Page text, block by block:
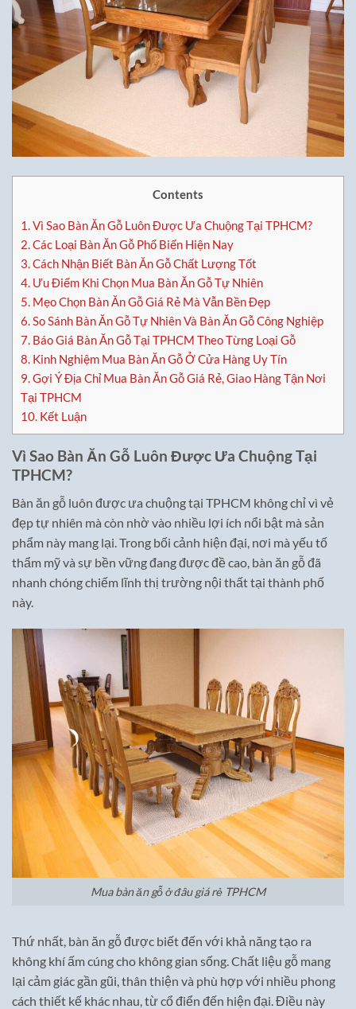
Contents
1.Vì Sao Bàn Ăn Gỗ Luôn Được Ưa Chuộng Tại TPHCM?
2.Các Loại Bàn Ăn Gỗ Phổ Biến Hiện Nay
3.Cách Nhận Biết Bàn Ăn Gỗ Chất Lượng Tốt
4. Ưu Điểm Khi Chọn Mua Bàn Ăn Gỗ Tự Nhiên
5. Mẹo Chọn Bàn Ăn Gỗ Giá Rẻ Mà Vẫn Bền Đẹp
6.So Sánh Bàn Ăn Gỗ Tự Nhiên Và Bàn Ăn Gỗ Công Nghiệp
7. Báo Giá Bàn Ăn Gỗ Tại TPHCM Theo Từng Loại Gỗ
8. Kinh Nghiệm Mua Bàn Ăn Gỗ Ở Cửa Hàng Uy Tín
9.Gợi Ý Địa Chỉ Mua Bàn Ăn Gỗ Giá Rẻ, Giao Hàng Tận Nơi
Tại TPHCM
10. Kết Luận
Vì Sao Bàn Ăn Gỗ Luôn Được Ưa Chuộng Tại
TPHCM?
Bàn ăn gỗ luôn được ưa chuộng tại TPHCM không chỉ vì vẻ
đẹp tự nhiên mà còn nhờ vào nhiều lợi ích nổi bật mà sản
phẩm này mang lại. Trong bối cảnh hiện đại, nơi mà yếu tố
thẩm mỹ và sự bền vững đang được đề cao, bàn ăn gỗ đã
nhanh chóng chiếm lĩnh thị trường nội thất tại thành phố
này.
Mua bàn ăn gỗ ở đâu giá rẻ TPHCM
Thứ nhất, bàn ăn gỗ được biết đến với khả năng tạo ra
không khí ấm cúng cho không gian sống. Chất liệu gỗ mang
lại cảm giác gần gũi, thân thiện và phù hợp với nhiều phong
cách thiết kế khác nhau, từ cổ điển đến hiện đại. Điều này